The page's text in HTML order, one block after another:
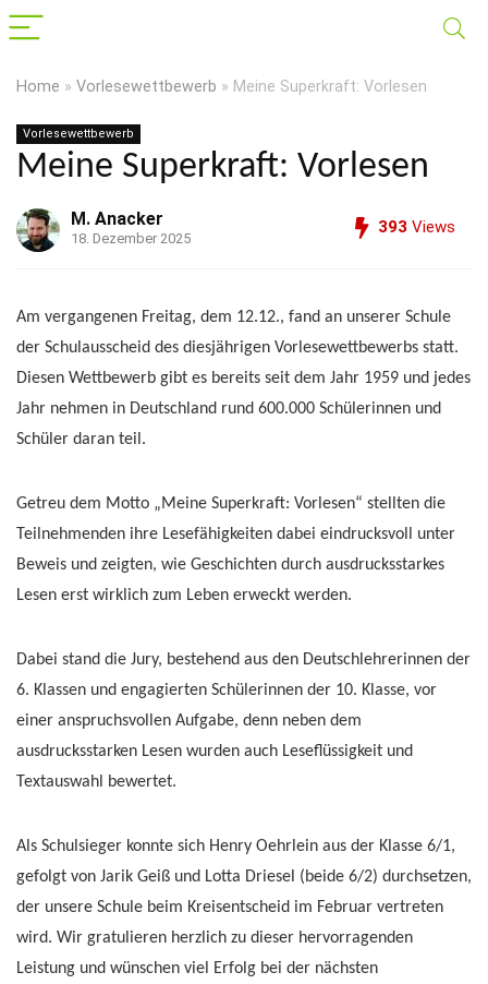
Home » Vorlesewettbewerb » Meine Superkraft: Vorlesen
Vorlesewettbewerb
Meine Superkraft: Vorlesen
M. Anacker
18. Dezember 2025
393 Views
Am vergangenen Freitag, dem 12.12., fand an unserer Schule
der Schulausscheid des diesjährigen Vorlesewettbewerbs statt.
Diesen Wettbewerb gibt es bereits seit dem Jahr 1959 und jedes
Jahr nehmen in Deutschland rund 600.000 Schülerinnen und
Schüler daran teil.
Getreu dem Motto „Meine Superkraft: Vorlesen“ stellten die
Teilnehmenden ihre Lesefähigkeiten dabei eindrucksvoll unter
Beweis und zeigten, wie Geschichten durch ausdrucksstarkes
Lesen erst wirklich zum Leben erweckt werden.
Dabei stand die Jury, bestehend aus den Deutschlehrerinnen der
6. Klassen und engagierten Schülerinnen der 10. Klasse, vor
einer anspruchsvollen Aufgabe, denn neben dem
ausdrucksstarken Lesen wurden auch Leseflüssigkeit und
Textauswahl bewertet.
Als Schulsieger konnte sich Henry Oehrlein aus der Klasse 6/1,
gefolgt von Jarik Geiß und Lotta Driesel (beide 6/2) durchsetzen,
der unsere Schule beim Kreisentscheid im Februar vertreten
wird. Wir gratulieren herzlich zu dieser hervorragenden
Leistung und wünschen viel Erfolg bei der nächsten